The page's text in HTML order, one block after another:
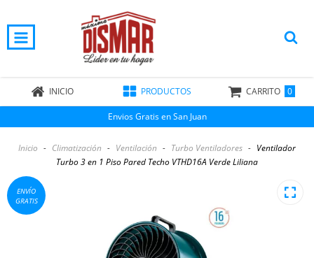
INICIO PRODUCTOS CARRITO 0
Envios Gratis en San Juan
Inicio - Climatización - Ventilación - Turbo Ventiladores - Ventilador
Turbo 3 en 1 Piso Pared Techo VTHD16A Verde Liliana
ENVÍO
GRATIS